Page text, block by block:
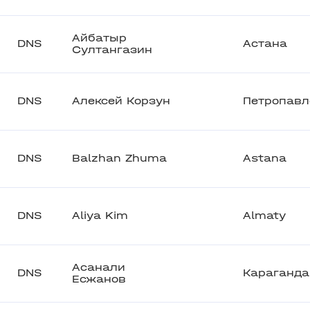
DNS
Айбатыр
Султангазин
Астана
DNS Алексей Корзун
DNS Balzhan Zhuma Astana
DNS Aliya Kim Almaty
DNS
Асанали
Есжанов
Караганда